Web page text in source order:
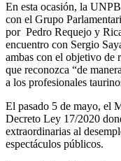
En esta ocasión, la
con el Grupo
por Pedro Requejo y
encuentro con Sergio
ambas con el objetivo de
que reconozca “de
a los profesionales
El pasado 5 de mayo, el
Decreto Ley 17/2020
extraordinarias al
espectáculos públicos.